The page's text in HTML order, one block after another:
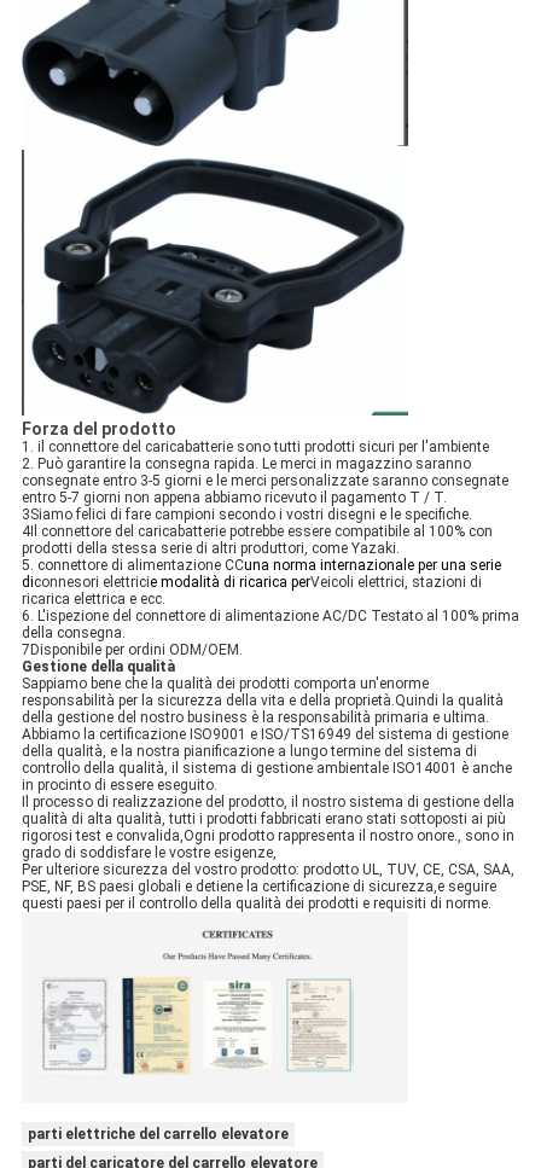
Forza del prodotto
1. il connettore del caricabatterie sono tutti prodotti sicuri per l'ambiente
2. Può garantire la consegna rapida. Le merci in magazzino saranno
consegnate entro 3-5 giorni e le merci personalizzate saranno consegnate
entro 5-7 giorni non appena abbiamo ricevuto il pagamento T / T.
3Siamo felici di fare campioni secondo i vostri disegni e le specifiche.
4Il connettore del caricabatterie potrebbe essere compatibile al 100% con
prodotti della stessa serie di altri produttori, come Yazaki.
5. connettore di alimentazione CCuna norma internazionale per una serie
diconnesori elettricie modalità di ricarica perVeicoli elettrici, stazioni di
ricarica elettrica e ecc.
6. L'ispezione del connettore di alimentazione AC/DC Testato al 100% prima
della consegna.
7Disponibile per ordini ODM/OEM.
Gestione della qualità
Sappiamo bene che la qualità dei prodotti comporta un'enorme
responsabilità per la sicurezza della vita e della proprietà.Quindi la qualità
della gestione del nostro business è la responsabilità primaria e ultima.
Abbiamo la certificazione ISO9001 e ISO/TS16949 del sistema di gestione
della qualità, e la nostra pianificazione a lungo termine del sistema di
controllo della qualità, il sistema di gestione ambientale ISO14001 è anche
in procinto di essere eseguito.
Il processo di realizzazione del prodotto, il nostro sistema di gestione della
qualità di alta qualità, tutti i prodotti fabbricati erano stati sottoposti ai più
rigorosi test e convalida,Ogni prodotto rappresenta il nostro onore., sono in
grado di soddisfare le vostre esigenze,
Per ulteriore sicurezza del vostro prodotto: prodotto UL, TUV, CE, CSA, SAA,
PSE, NF, BS paesi globali e detiene la certificazione di sicurezza,e seguire
questi paesi per il controllo della qualità dei prodotti e requisiti di norme.
parti elettriche del carrello elevatore
parti del caricatore del carrello elevatore